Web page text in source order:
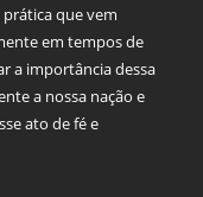
prática que vem
em tempos de
a importância dessa
a nossa nação e
ato de fé e